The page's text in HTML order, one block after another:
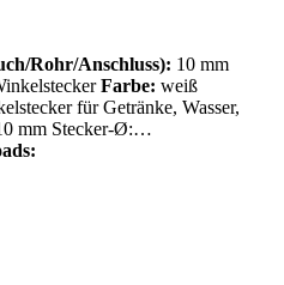
Rohr/Anschluss): 10 mm
Farbe: weiß
für Getränke, Wasser,
mm Stecker-Ø:…